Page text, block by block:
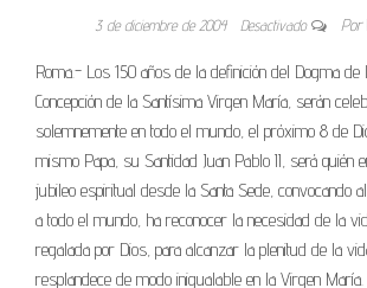
3 de diciembre de 2004 Desactivado Por
Roma.- Los 150 años de la definición del Dogma de
Concepción de la Santísima Virgen María, serán
solemnemente en todo el mundo, el próximo 8 de
mismo Papa, su Santidad Juan Pablo II, será quién
jubileo espiritual desde la Santa Sede, convocando
a todo el mundo, ha reconocer la necesidad de la
regalada por Dios, para alcanzar la plenitud de la
resplandece de modo inigualable en la Virgen